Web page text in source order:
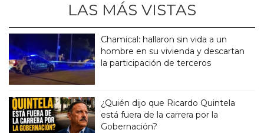
LAS MÁS VISTAS
Chamical: hallaron sin vida a un
hombre en su vivienda y descartan
la participación de terceros
¿Quién dijo que Ricardo Quintela
está fuera de la carrera por la
Gobernación?